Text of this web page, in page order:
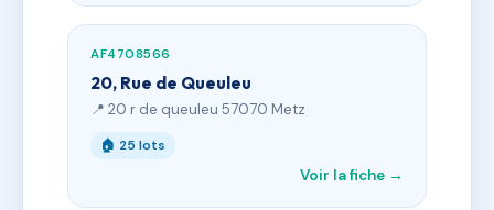
AF4708566
20, Rue de Queuleu
📍 20 r de queuleu 57070 Metz
🏠 25 lots
Voir la fiche →